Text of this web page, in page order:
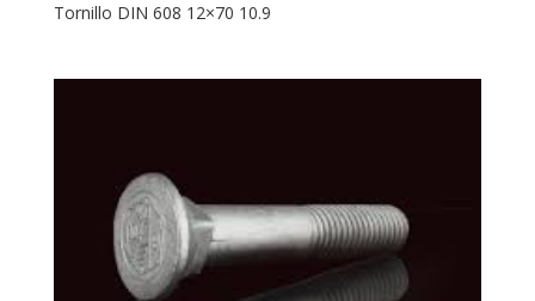
Tornillo DIN 608 12×70 10.9